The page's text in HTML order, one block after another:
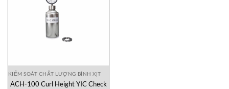
KIỂM SOÁT CHẤT LƯỢNG BÌNH XỊT
ACH-100 Curl Height YIC Check